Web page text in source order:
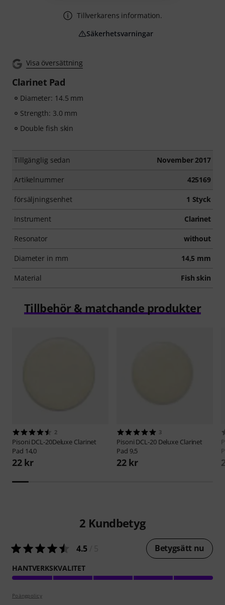
Visa översättning
Clarinet Pad
Diameter: 14.5 mm
Strength: 3.0 mm
Double fish skin
Tillgänglig sedan November 2017
Artikelnummer 425169
försäljningsenhet 1 Styck
Instrument Clarinet
Resonator without
Diameter in mm 14,5 mm
Material Fish skin
Tillverkarens information.
Säkerhetsvarningar
Tillbehör & matchande produkter
2
Pisoni DCL-20Deluxe Clarinet
Pad 14,0
22 kr
3
Pisoni DCL-20 Deluxe Clarinet
Pad 9,5
22 kr
2 Kundbetyg
4.5 Betygsätt nu
HANTVERKSKVALITET
Poängpolicy